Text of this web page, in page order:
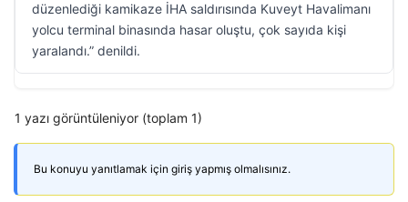
düzenlediği kamikaze İHA saldırısında Kuveyt Havalimanı
yolcu terminal binasında hasar oluştu, çok sayıda kişi
yaralandı.” denildi.
1 yazı görüntüleniyor (toplam 1)
Bu konuyu yanıtlamak için giriş yapmış olmalısınız.